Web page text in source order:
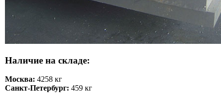
Наличие на складе:
Москва: 4258 кг
Санкт-Петербург: 459 кг